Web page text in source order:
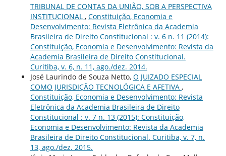
TRIBUNAL DE CONTAS DA UNIÃO, SOB A PERSPECTIVA
INSTITUCIONAL , Constituição, Economia e
Desenvolvimento: Revista Eletrônica da Academia
Brasileira de Direito Constitucional : v. 6 n. 11 (2014):
Constituição, Economia e Desenvolvimento: Revista da
Academia Brasileira de Direito Constitucional.
Curitiba, v. 6, n. 11, ago./dez. 2014.
José Laurindo de Souza Netto, O JUIZADO ESPECIAL
COMO JURISDIÇÃO TECNOLÓGICA E AFETIVA ,
Constituição, Economia e Desenvolvimento: Revista
Eletrônica da Academia Brasileira de Direito
Constitucional : v. 7 n. 13 (2015): Constituição,
Economia e Desenvolvimento: Revista da Academia
Brasileira de Direito Constitucional. Curitiba, v. 7, n.
13, ago./dez. 2015.